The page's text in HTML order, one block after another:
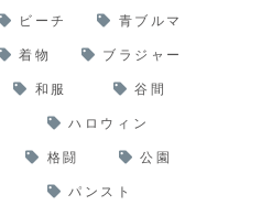
ビーチ 青ブルマ
着物 ブラジャー
和服 谷間
ハロウィン
格闘 公園
パンスト